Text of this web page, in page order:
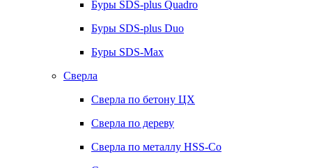
Буры SDS-plus Quadro
Буры SDS-plus Duo
Буры SDS-Max
Сверла
Сверла по бетону ЦХ
Сверла по дереву
Сверла по металлу HSS-Co